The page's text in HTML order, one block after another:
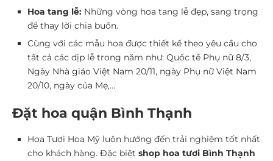
Hoa tang lễ: Những vòng hoa tang lễ đẹp, sang trọng
để thay lời chia buồn.
Cùng với các mẫu hoa được thiết kế theo yêu cầu cho
tất cả các dịp lễ trong năm như: Quốc tế Phụ nữ 8/3,
Ngày Nhà giáo Việt Nam 20/11, ngày Phụ nữ Việt Nam
20/10, ngày của Mẹ,…
Đặt hoa quận Bình Thạnh
Hoa Tươi Hoa Mỹ luôn hướng đến trải nghiệm tốt nhất
cho khách hàng. Đặc biệt shop hoa tươi Bình Thạnh